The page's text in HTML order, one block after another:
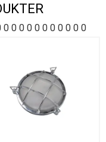
0 0 0 0 0 0 0 0 0 0 0